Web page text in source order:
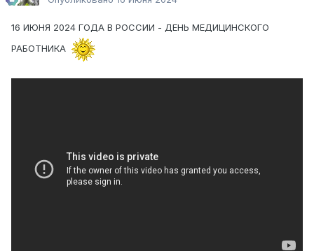
16 ИЮНЯ 2024 ГОДА В РОССИИ - ДЕНЬ МЕДИЦИНСКОГО
РАБОТНИКА